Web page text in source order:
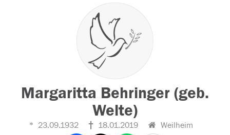
Margaritta Behringer (geb.
Welte)
23.09.1932 18.01.2019 Weilheim